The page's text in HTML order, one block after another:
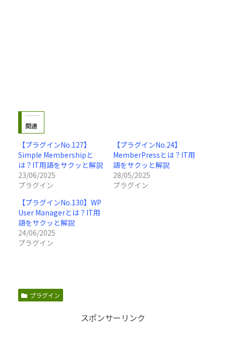
関連
【プラグインNo.127】
Simple Membershipと
は？IT用語をサクッと解説
23/06/2025
プラグイン
【プラグインNo.24】
MemberPressとは？IT用
語をサクッと解説
28/05/2025
プラグイン
【プラグインNo.130】WP
User Managerとは？IT用
語をサクッと解説
24/06/2025
プラグイン
プラグイン
スポンサーリンク